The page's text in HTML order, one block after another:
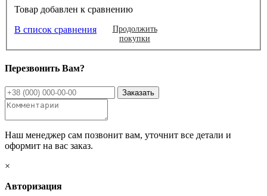
Товар добавлен к сравнению
В список сравнения
Продолжить
покупки
Перезвонить Вам?
Наш менеджер сам позвонит вам, уточнит все детали и
оформит на вас заказ.
×
Авторизация